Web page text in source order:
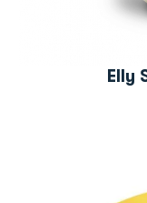
Elly